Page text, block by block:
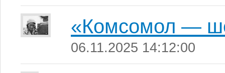
«Комсомол —
06.11.2025 14:12:00